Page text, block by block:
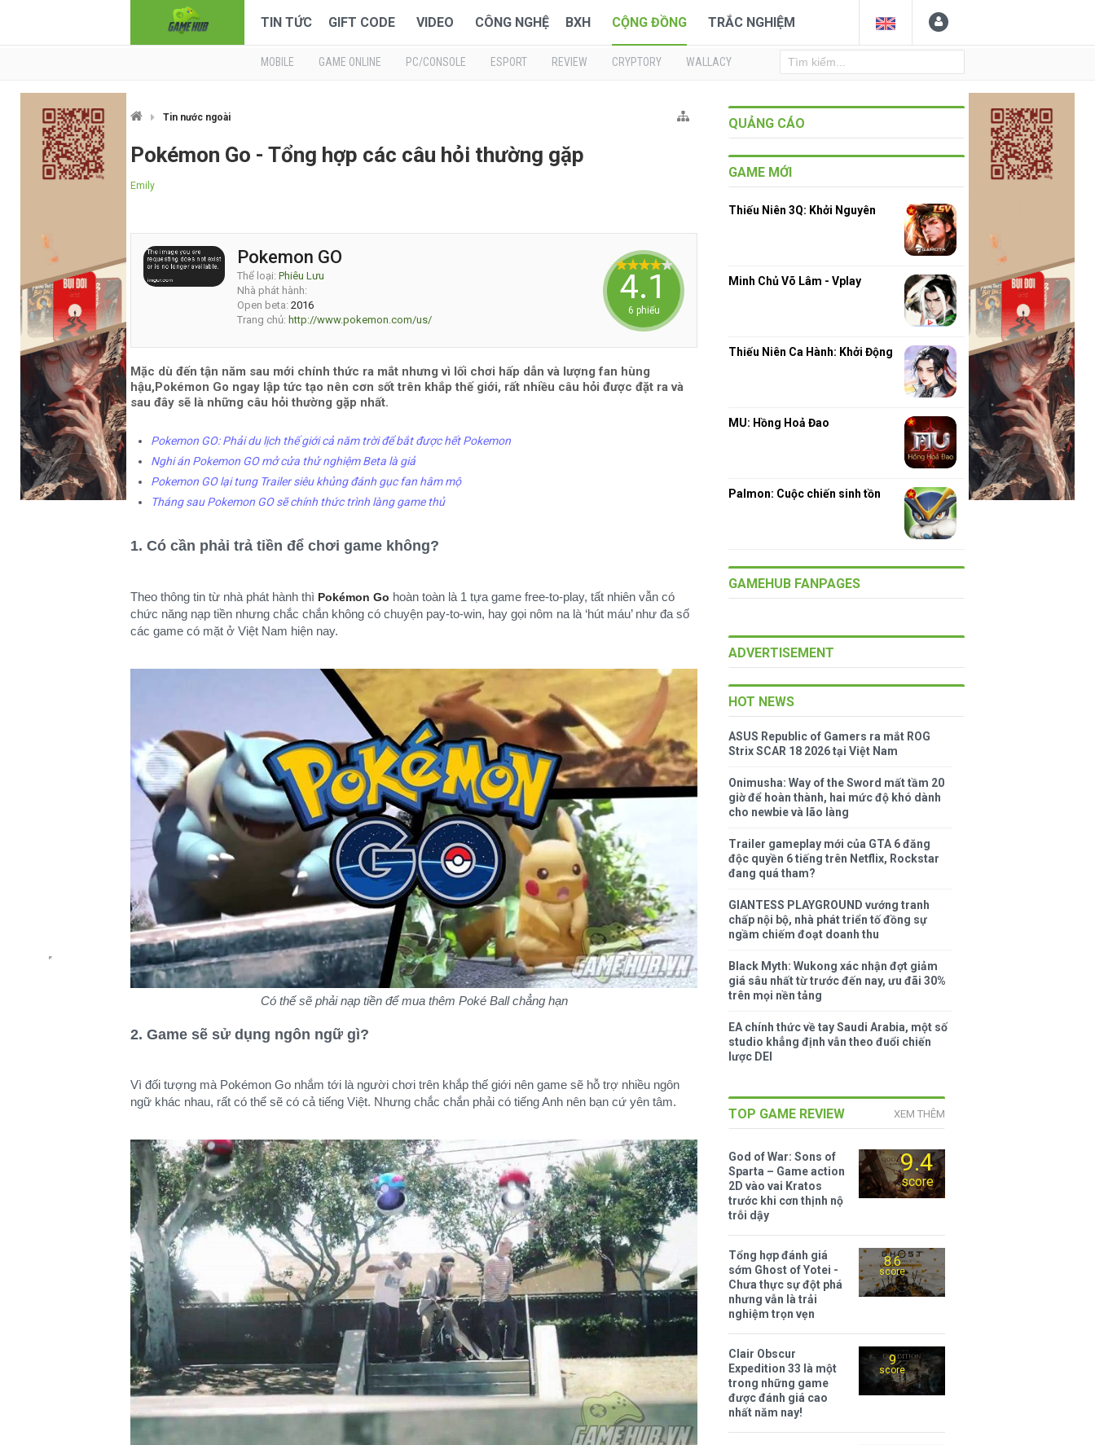
TIN TỨC GIFT CODE VIDEO CÔNG NGHỆ BXH CỘNG ĐỒNG TRẮC NGHIỆM
MOBILE GAME ONLINE PC/CONSOLE ESPORT REVIEW CRYPTORY WALLACY
Tin nước ngoài
Pokémon Go - Tổng hợp các câu hỏi thường gặp
Emily
Pokemon GO
Thể loại: Phiêu Lưu
Nhà phát hành:
Open beta: 2016
Trang chủ: http://www.pokemon.com/us/
4.16667
6 phiếu
Mặc dù đến tận năm sau mới chính thức ra mắt nhưng vì lối chơi hấp dẫn và lượng fan hùng
hậu,Pokémon Go ngay lập tức tạo nên cơn sốt trên khắp thế giới, rất nhiều câu hỏi được đặt ra và
sau đây sẽ là những câu hỏi thường gặp nhất.
Pokemon GO: Phải du lịch thế giới cả năm trời để bắt được hết Pokemon
Nghi án Pokemon GO mở cửa thử nghiệm Beta là giả
Pokemon GO lại tung Trailer siêu khủng đánh gục fan hâm mộ
Tháng sau Pokemon GO sẽ chính thức trình làng game thủ
1. Có cần phải trả tiền để chơi game không?
Theo thông tin từ nhà phát hành thì Pokémon Go hoàn toàn là 1 tựa game free-to-play, tất nhiên vẫn có
chức năng nạp tiền nhưng chắc chắn không có chuyện pay-to-win, hay gọi nôm na là ‘hút máu’ như đa số
các game có mặt ở Việt Nam hiện nay.
Có thế sẽ phải nạp tiền để mua thêm Poké Ball chẳng hạn
2. Game sẽ sử dụng ngôn ngữ gì?
Vì đối tượng mà Pokémon Go nhắm tới là người chơi trên khắp thế giới nên game sẽ hỗ trợ nhiều ngôn
ngữ khác nhau, rất có thể sẽ có cả tiếng Việt. Nhưng chắc chắn phải có tiếng Anh nên bạn cứ yên tâm.
QUẢNG CÁO
GAME MỚI
Thiếu Niên 3Q: Khởi Nguyên
Minh Chủ Võ Lâm - Vplay
Thiếu Niên Ca Hành: Khởi Động
MU: Hồng Hoả Đao
Palmon: Cuộc chiến sinh tồn
GAMEHUB FANPAGES
ADVERTISEMENT
HOT NEWS
ASUS Republic of Gamers ra mắt ROG
Strix SCAR 18 2026 tại Việt Nam
Onimusha: Way of the Sword mất tầm 20
giờ để hoàn thành, hai mức độ khó dành
cho newbie và lão làng
Trailer gameplay mới của GTA 6 đăng
độc quyền 6 tiếng trên Netflix, Rockstar
đang quá tham?
GIANTESS PLAYGROUND vướng tranh
chấp nội bộ, nhà phát triển tố đồng sự
ngầm chiếm đoạt doanh thu
Black Myth: Wukong xác nhận đợt giảm
giá sâu nhất từ trước đến nay, ưu đãi 30%
trên mọi nền tảng
EA chính thức về tay Saudi Arabia, một số
studio khẳng định vẫn theo đuổi chiến
lược DEI
TOP GAME REVIEW XEM THÊM
9.4
score
God of War: Sons of
Sparta – Game action
2D vào vai Kratos
trước khi cơn thịnh nộ
trỗi dậy
8.6
score
Tổng hợp đánh giá
sớm Ghost of Yotei -
Chưa thực sự đột phá
nhưng vẫn là trải
nghiệm trọn vẹn
9
score
Clair Obscur
Expedition 33 là một
trong những game
được đánh giá cao
nhất năm nay!